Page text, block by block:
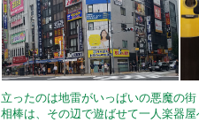
立ったのは地雷がいっぱいの悪魔の
相棒は、その辺で遊ばせて一人楽器屋